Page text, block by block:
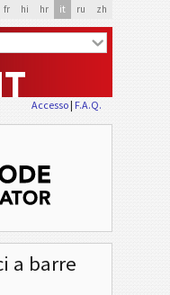
fr hi hr it ru zh
Accesso| F.A.Q.
a barre